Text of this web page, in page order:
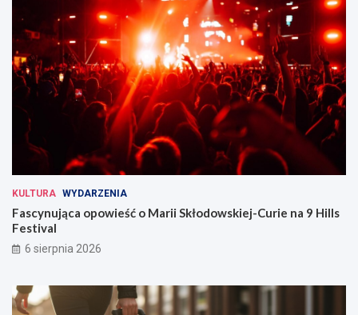
KULTURA WYDARZENIA
Fascynująca opowieść o Marii Skłodowskiej-Curie na 9 Hills
Festival
6 sierpnia 2026